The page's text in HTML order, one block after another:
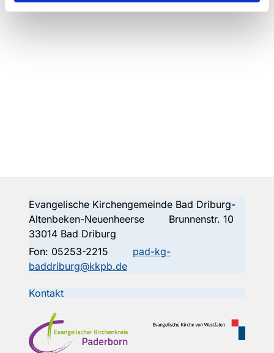
Evangelische Kirchengemeinde Bad Driburg-
Altenbeken-Neuenheerse Brunnenstr. 10
33014 Bad Driburg
Fon: 05253-2215
pad-kg-
baddriburg@kkpb.de
Kontakt